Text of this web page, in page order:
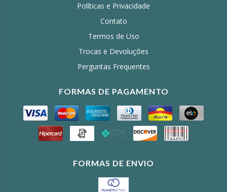
Políticas e Privacidade
Contato
Termos de Uso
Trocas e Devoluções
Perguntas Frequentes
FORMAS DE PAGAMENTO
FORMAS DE ENVIO